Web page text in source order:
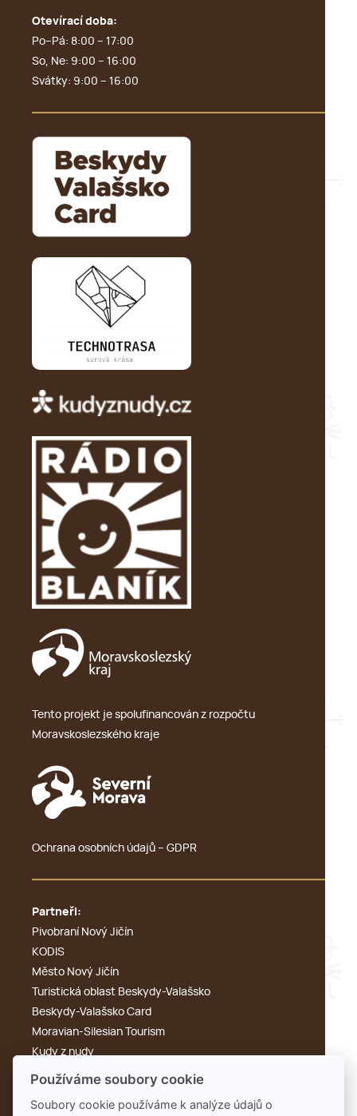
Otevírací doba:
Po–Pá: 8:00 – 17:00
So, Ne: 9:00 – 16:00
Svátky: 9:00 – 16:00
Tento projekt je spolufinancován z rozpočtu
Moravskoslezského kraje
Ochrana osobních údajů – GDPR
Partneři:
Pivobraní Nový Jičín
KODIS
Město Nový Jičín
Turistická oblast Beskydy-Valašsko
Beskydy-Valašsko Card
Moravian-Silesian Tourism
Kudy z nudy
Výletník
KdyKde.cz
Používáme soubory cookie
Soubory cookie používáme k analýze údajů o